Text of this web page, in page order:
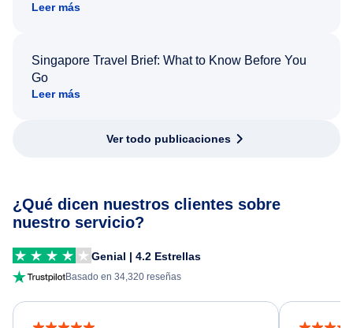
Leer más
Singapore Travel Brief: What to Know Before You
Go
Leer más
Ver todo publicaciones
¿Qué dicen nuestros clientes sobre
nuestro servicio?
Genial | 4.2 Estrellas
Basado en 34,320 reseñas